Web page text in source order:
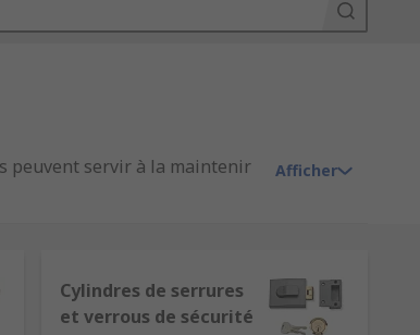
peuvent servir à la maintenir
une gamme complète de
Afficher
Cylindres de serrures
et verrous de sécurité